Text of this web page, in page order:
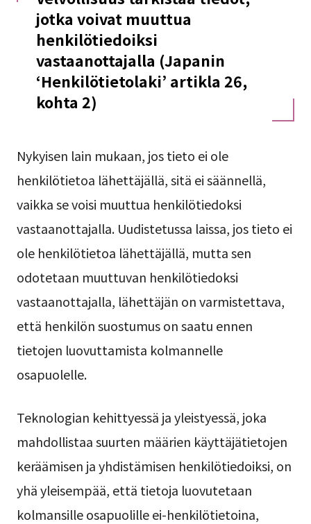
jotka voivat muuttua
henkilötiedoiksi
vastaanottajalla (Japanin
‘Henkilötietolaki’ artikla 26,
kohta 2)
Nykyisen lain mukaan, jos tieto ei ole
henkilötietoa lähettäjällä, sitä ei säännellä,
vaikka se voisi muuttua henkilötiedoksi
vastaanottajalla. Uudistetussa laissa, jos tieto ei
ole henkilötietoa lähettäjällä, mutta sen
odotetaan muuttuvan henkilötiedoksi
vastaanottajalla, lähettäjän on varmistettava,
että henkilön suostumus on saatu ennen
tietojen luovuttamista kolmannelle
osapuolelle.
Teknologian kehittyessä ja yleistyessä, joka
mahdollistaa suurten määrien käyttäjätietojen
keräämisen ja yhdistämisen henkilötiedoiksi, on
yhä yleisempää, että tietoja luovutetaan
kolmansille osapuolille ei-henkilötietoina,